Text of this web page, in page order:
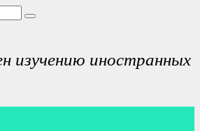
изучению иностранных